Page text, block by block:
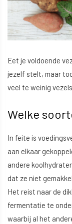
Eet je voldoende
jezelf stelt, maar
veel te weinig
Welke
In feite is
aan elkaar
andere
dat ze niet
Het reist naar de
fermentatie te
waarbij al het